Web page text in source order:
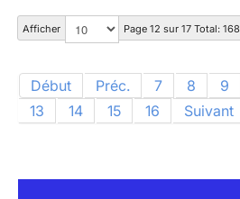
Afficher Page 12 sur 17 Total: 168
Début Préc. 7 8 9
13
14 15 16 Suivant